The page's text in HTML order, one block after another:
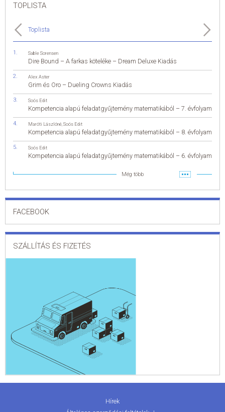
TOPLISTA
Toplista
Sable Sorensen
Dire Bound – A farkas köteléke – Dream Deluxe Kiadás
Alex Aster
Grim és Oro – Dueling Crowns Kiadás
Soós Edit
Kompetencia alapú feladatgyűjtemény matematikából – 7. évfolyam
Maróti Lászlóné Soós Edit
Kompetencia alapú feladatgyűjtemény matematikából – 8. évfolyam
Soós Edit
Kompetencia alapú feladatgyűjtemény matematikából – 6. évfolyam
Még több
FACEBOOK
SZÁLLÍTÁS ÉS FIZETÉS
Hírek